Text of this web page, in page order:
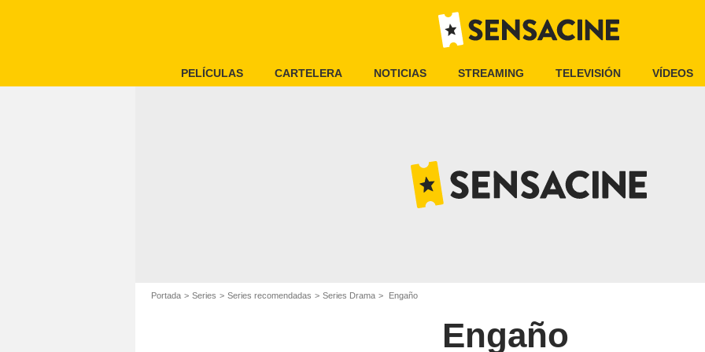
PELÍCULAS CARTELERA NOTICIAS STREAMING TELEVISIÓN VÍDEOS
Portada Series Series recomendadas Series Drama Engaño
Engaño